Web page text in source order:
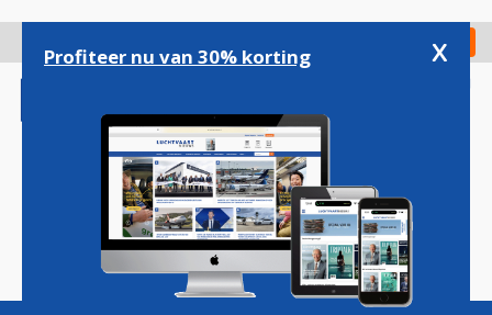
gaan
Check in
Magazine Podcasts Vacatures
Profiteer nu van 30% korting x